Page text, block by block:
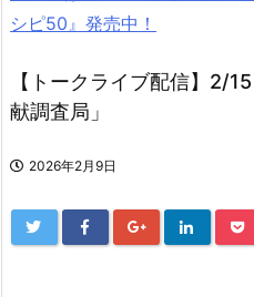
シピ50』発売中！
【トークライブ配信】2/
献調査局」
2026年2月9日